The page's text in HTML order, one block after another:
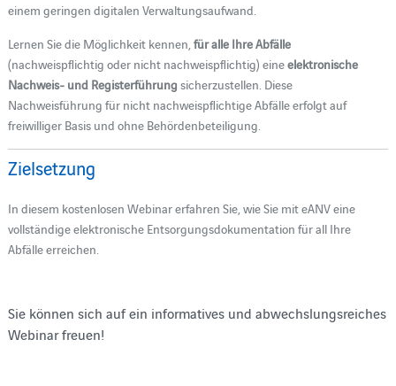
einem geringen digitalen Verwaltungsaufwand.
Lernen Sie die Möglichkeit kennen, für alle Ihre Abfälle
(nachweispflichtig oder nicht nachweispflichtig) eineelektronische
Nachweis- und Registerführung sicherzustellen. Diese
Nachweisführung für nicht nachweispflichtige Abfälle erfolgt auf
freiwilliger Basis und ohne Behördenbeteiligung.
Zielsetzung
In diesem kostenlosen Webinar erfahren Sie, wie Sie mit eANV eine
vollständige elektronische Entsorgungsdokumentation für all Ihre
Abfälle erreichen.
Sie können sich auf ein informatives und abwechslungsreiches
Webinar freuen!